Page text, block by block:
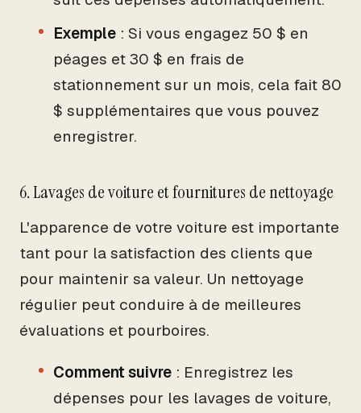
Exemple : Si vous engagez 50 $ en
péages et 30 $ en frais de
stationnement sur un mois, cela fait 80
$ supplémentaires que vous pouvez
enregistrer.
6. Lavages de voiture et fournitures de nettoyage
L'apparence de votre voiture est importante
tant pour la satisfaction des clients que
pour maintenir sa valeur. Un nettoyage
régulier peut conduire à de meilleures
évaluations et pourboires.
Comment suivre : Enregistrez les
dépenses pour les lavages de voiture,